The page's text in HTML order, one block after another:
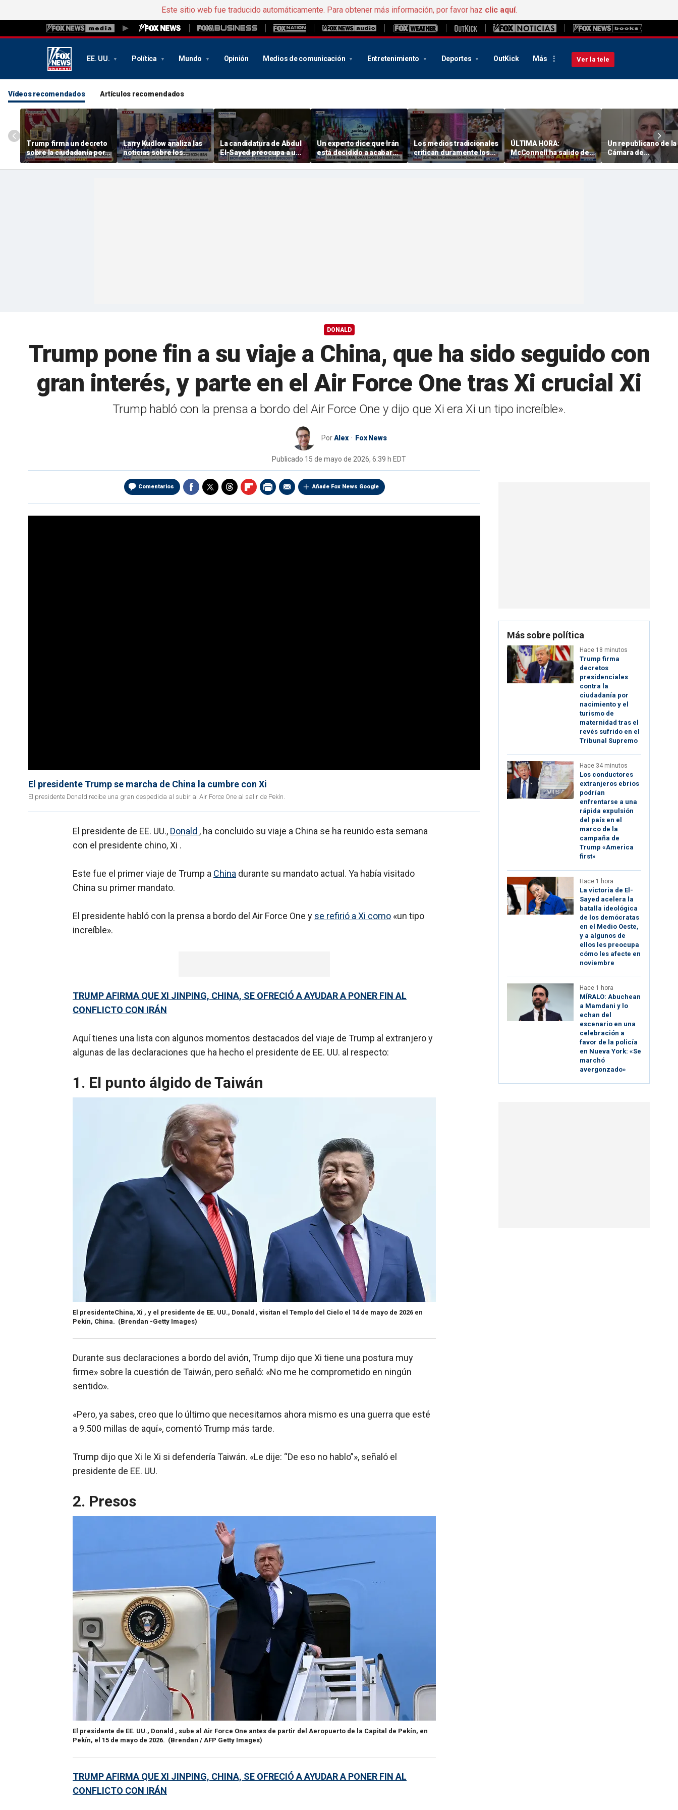
Este sitio web fue traducido automáticamente. Para obtener más información, por favor haz clic aquí.
EE. UU. Política Mundo Opinión Medios de comunicación Entretenimiento Deportes OutKick Más Ver la tele
Vídeos recomendados Artículos recomendados
Trump firma un decreto
sobre la ciudadanía por
nacimiento
Larry Kudlow analiza las
noticias sobre los
vínculos entre Trump y
Warsh
La candidatura de Abdul
El-Sayed preocupa a un
experto en Seguridad
Nacional
Un experto dice que Irán
está decidido a acabar
con el poder de Estados
Unidos en Oriente Medio
Los medios tradicionales
critican duramente los
comentarios de « Sophie
» Cunningham sobre la
ÚLTIMA HORA:
McConnell ha salido de
rehabilitación y ahora se
está recuperando en
Un republicano de la
Cámara de
Representantes
retirar la
DONALD
Trump pone fin a su viaje a China, que ha sido seguido con
gran interés, y parte en el Air Force One tras Xi crucial Xi
Trump habló con la prensa a bordo del Air Force One y dijo que Xi era Xi un tipo increíble».
PorAlex Fox News
Publicado 15 de mayo de 2026, 6:39 h EDT
Comentarios Añade Fox News Google
El presidente Trump se marcha de China la cumbre con Xi
El presidente Donald recibe una gran despedida al subir al Air Force One al salir de Pekín.
El presidente de EE. UU., Donald , ha concluido su viaje a China se ha reunido esta semana
con el presidente chino, Xi .
Este fue el primer viaje de Trump a China durante su mandato actual. Ya había visitado
China su primer mandato.
El presidente habló con la prensa a bordo del Air Force One y se refirió a Xi como «un tipo
increíble».
TRUMP AFIRMA QUE XI JINPING, CHINA, SE OFRECIÓ A AYUDAR A PONER FIN AL
CONFLICTO CON IRÁN
Aquí tienes una lista con algunos momentos destacados del viaje de Trump al extranjero y
algunas de las declaraciones que ha hecho el presidente de EE. UU. al respecto:
1. El punto álgido de Taiwán
El presidenteChina, Xi , y el presidente de EE. UU., Donald , visitan el Templo del Cielo el 14 de mayo de 2026 en
Pekín, China. (Brendan -Getty Images)
Durante sus declaraciones a bordo del avión, Trump dijo que Xi tiene una postura muy
firme» sobre la cuestión de Taiwán, pero señaló: «No me he comprometido en ningún
sentido».
«Pero, ya sabes, creo que lo último que necesitamos ahora mismo es una guerra que esté
a 9.500 millas de aquí», comentó Trump más tarde.
Trump dijo que Xi le Xi si defendería Taiwán. «Le dije: “De eso no hablo”», señaló el
presidente de EE. UU.
2. Presos
El presidente de EE. UU., Donald , sube al Air Force One antes de partir del Aeropuerto de la Capital de Pekín, en
Pekín, el 15 de mayo de 2026. (Brendan / AFP Getty Images)
TRUMP AFIRMA QUE XI JINPING, CHINA, SE OFRECIÓ A AYUDAR A PONER FIN AL
CONFLICTO CON IRÁN
Más sobre política
Hace 18 minutos
Trump firma
decretos
presidenciales
contra la
ciudadanía por
nacimiento y el
turismo de
maternidad tras el
revés sufrido en el
Tribunal Supremo
Hace 34 minutos
Los conductores
extranjeros ebrios
podrían
enfrentarse a una
rápida expulsión
del país en el
marco de la
campaña de
Trump «America
first»
Hace 1 hora
La victoria de El-
Sayed acelera la
batalla ideológica
de los demócratas
en el Medio Oeste,
y a algunos de
ellos les preocupa
cómo les afecte en
noviembre
Hace 1 hora
MÍRALO: Abuchean
a Mamdani y lo
echan del
escenario en una
celebración a
favor de la policía
en Nueva York: «Se
marchó
avergonzado»